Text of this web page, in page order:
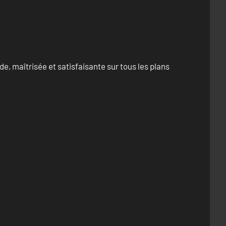
maîtrisée et satisfaisante sur tous les plans